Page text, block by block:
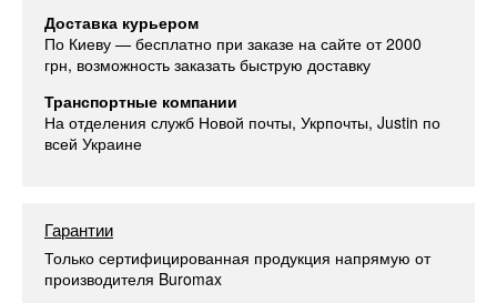
Доставка курьером
По Киеву — бесплатно при заказе на сайте от 2000
грн, возможность заказать быструю доставку
Транспортные компании
На отделения служб Новой почты, Укрпочты, Justin по
всей Украине
Гарантии
Только сертифицированная продукция напрямую от
производителя Buromax